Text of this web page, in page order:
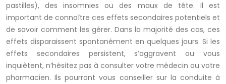
pastilles), des insomnies ou des maux de tête. Il est
important de connaître ces effets secondaires potentiels et
de savoir comment les gérer. Dans la majorité des cas, ces
effets disparaissent spontanément en quelques jours. Si les
effets secondaires persistent, s’aggravent ou vous
inquiètent, n’hésitez pas à consulter votre médecin ou votre
pharmacien. Ils pourront vous conseiller sur la conduite à